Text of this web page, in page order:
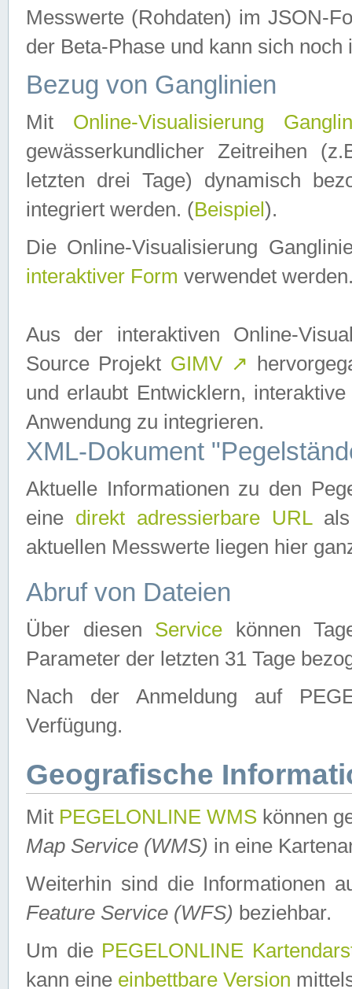
Messwerte (Rohdaten) im JSON-
der Beta-Phase und kann sich noch
Bezug von Ganglinien
Mit Online-Visualisierung
gewässerkundlicher Zeitreihen
letzten drei Tage) dynamisch
integriert werden. (Beispiel ).
Die Online-Visualisierung
interaktiver Form verwendet
Aus der interaktiven Online-
Source Projekt GIMV ↗
und erlaubt Entwicklern,
Anwendung zu integrieren.
XML-Dokument
Aktuelle Informationen zu den
eine direkt adressierbare URLals
aktuellen Messwerte liegen hier
Abruf von Dateien
Über diesen Service können
Parameter der letzten 31 Tage
Nach der Anmeldung auf
Verfügung.
Geografische
Mit PEGELONLINE WMS können
Map Service (WMS) in eine
Weiterhin sind die Informationen
Feature Service (WFS) beziehbar.
Um die PEGELONLINE
kann eine einbettbare Version